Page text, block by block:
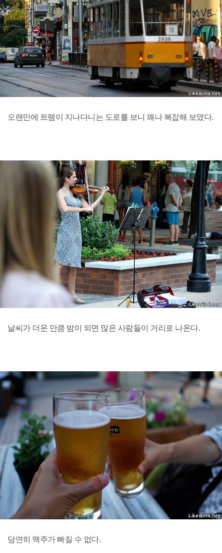
오랜만에 트램이 지나다니는 도로를 보니 꽤나 복잡해 보였다.
날씨가 더운 만큼 밤이 되면 많은 사람들이 거리로 나온다.
당연히 맥주가 빠질 수 없다.